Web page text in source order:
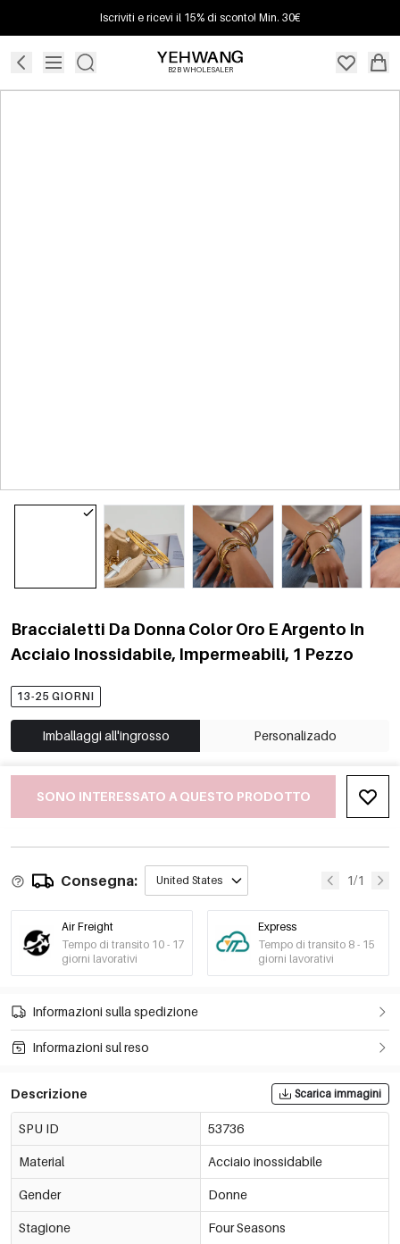
Iscriviti e ricevi il 15% di sconto! Min. 30€
B2B WHOLESALER
Braccialetti Da Donna Color Oro E Argento In
Acciaio Inossidabile, Impermeabili, 1 Pezzo
13-25 GIORNI
Imballaggi all'ingrosso Personalizado
SONO INTERESSATO A QUESTO PRODOTTO
Consegna: United States 1/1
Air Freight
Tempo di transito 10 - 17
giorni lavorativi
Express
Tempo di transito 8 - 15
giorni lavorativi
Informazioni sulla spedizione
Informazioni sul reso
Descrizione Scarica immagini
SPU ID 53736
Material Acciaio inossidabile
Gender Donne
Stagione Four Seasons